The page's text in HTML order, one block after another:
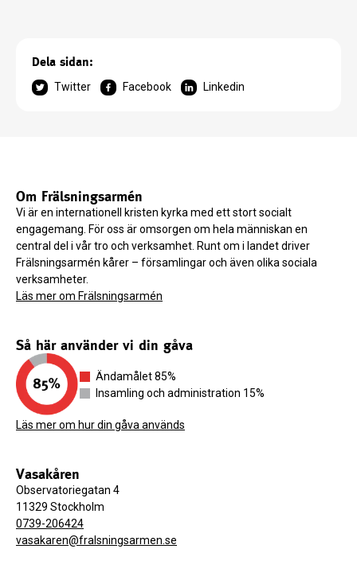
Dela sidan:
Twitter Facebook Linkedin
Om Frälsningsarmén
Vi är en internationell kristen kyrka med ett stort socialt
engagemang. För oss är omsorgen om hela människan en
central del i vår tro och verksamhet. Runt om i landet driver
Frälsningsarmén kårer – församlingar och även olika sociala
verksamheter.
Läs mer om Frälsningsarmén
Så här använder vi din gåva
Ändamålet 85%
Insamling och administration 15%
Läs mer om hur din gåva används
Vasakåren
Observatoriegatan 4
11329 Stockholm
0739-206424
vasakaren@fralsningsarmen.se